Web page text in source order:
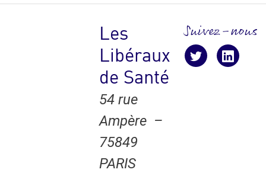
Les
Libéraux
de Santé
54 rue
Ampère –
75849
PARIS
Suivez-nous
Suivez-nous !
suivez-